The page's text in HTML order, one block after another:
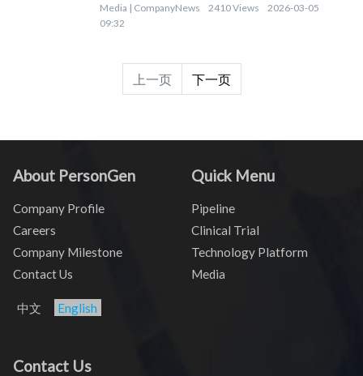
Media | CompanyNews 2410 Views
2026-03-05
09:32
上一页 下一页
About PersonGen
Company Profile
Careers
Company Milestone
Contact Us
Quick Menu
Pipeline
Clinical Trial
Technology Platform
Media
中文 English
Contact Us